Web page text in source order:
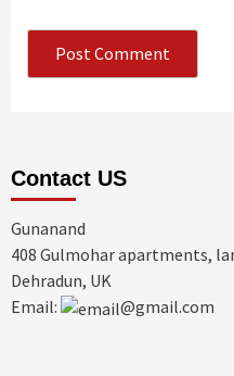
Contact US
Gunanand
408 Gulmohar apartments,
Dehradun, UK
Email:
@gmail.com